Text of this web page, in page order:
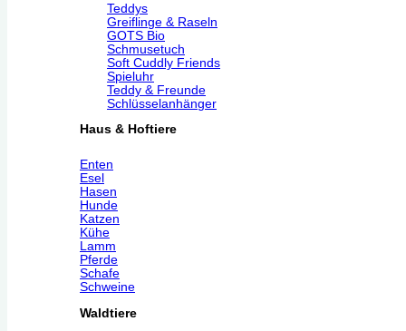
Teddys
Greiflinge & Raseln
GOTS Bio
Schmusetuch
Soft Cuddly Friends
Spieluhr
Teddy & Freunde
Schlüsselanhänger
Haus & Hoftiere
Enten
Esel
Hasen
Hunde
Katzen
Kühe
Lamm
Pferde
Schafe
Schweine
Waldtiere